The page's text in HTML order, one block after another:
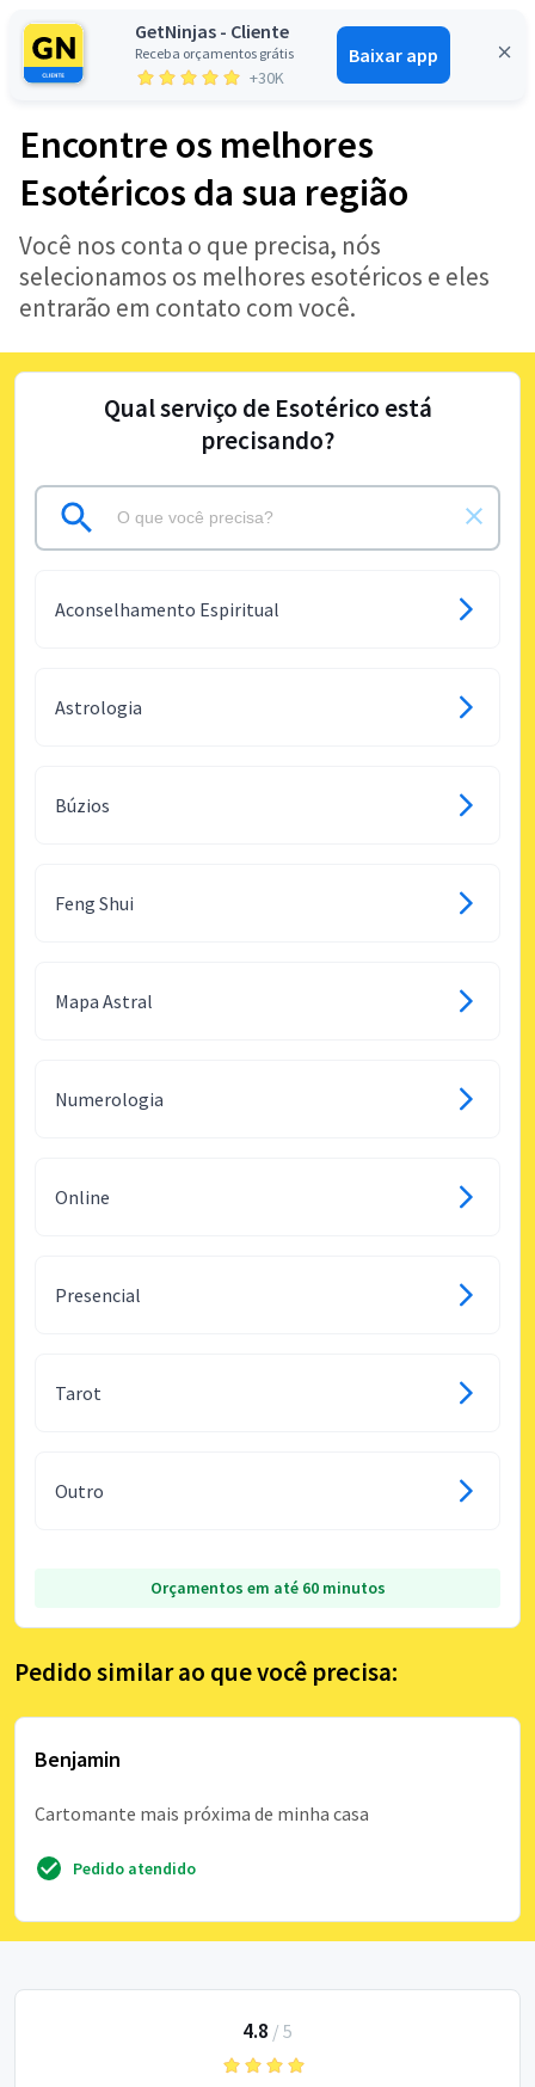
GetNinjas - Cliente
Receba orçamentos grátis
+30K
Baixar app
Entrar
Encontre os melhores
Esotéricos da sua região
Você nos conta o que precisa, nós
selecionamos os melhores esotéricos e eles
entrarão em contato com você.
Qual serviço de Esotérico está
precisando?
Aconselhamento Espiritual
Astrologia
Búzios
Feng Shui
Mapa Astral
Numerologia
Online
Presencial
Tarot
Outro
Orçamentos em até 60 minutos
Pedido similar ao que você precisa:
Benjamin
Cartomante mais próxima de minha casa
Pedido atendido
4.8 / 5